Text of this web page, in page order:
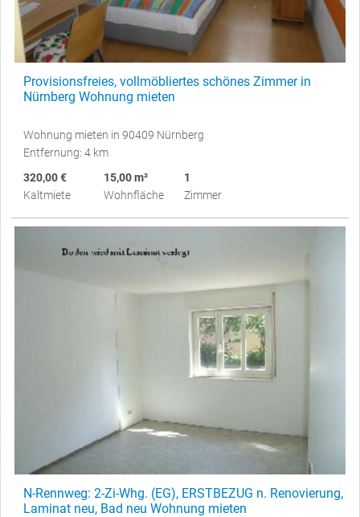
Provisionsfreies, vollmöbliertes schönes Zimmer in
Nürnberg Wohnung mieten
Wohnung mieten in 90409 Nürnberg
Entfernung: 4 km
320,00 €
Kaltmiete
15,00 m²
Wohnfläche
1
Zimmer
N-Rennweg: 2-Zi-Whg. (EG), ERSTBEZUG n. Renovierung,
Laminat neu, Bad neu Wohnung mieten